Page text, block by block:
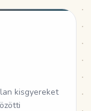
kisgyereket